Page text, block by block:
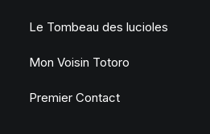
Le Tombeau des lucioles
Mon Voisin Totoro
Premier Contact